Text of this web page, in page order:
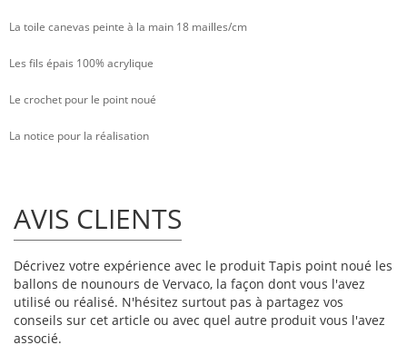
La toile canevas peinte à la main 18 mailles/cm
Les fils épais 100% acrylique
Le crochet pour le point noué
La notice pour la réalisation
AVIS CLIENTS
Décrivez votre expérience avec le produit Tapis point noué les
ballons de nounours de Vervaco, la façon dont vous l'avez
utilisé ou réalisé. N'hésitez surtout pas à partagez vos
conseils sur cet article ou avec quel autre produit vous l'avez
associé.